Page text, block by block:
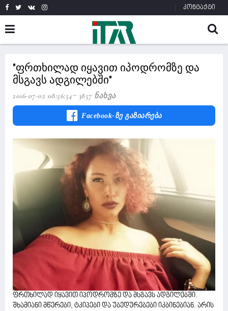
კონტაქტი
"ფრთხილად იყავით იპოდრომზე და
მსგავს ადგილებში"
2016-07-02 08:56:54 3857 Ნახვა
Facebook-Ზე Გაზიარება
ფრთხილად იყავით იპოდრომზე და მსგავს ადგილებში.
შხამიანი მწერები, ტკიპები და უბედურებები იკბინებიან. არის